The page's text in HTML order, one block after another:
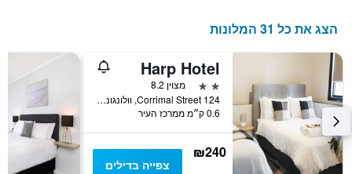
הצג את כל 31 המלונות
Harp Hotel
2 כוכבים
מצוין 8.2
124 Corrimal Street, וולונגונג, NSW, אוסטרליה
0.6 ק״מ ממרכז העיר
₪240
צפייה בדילים